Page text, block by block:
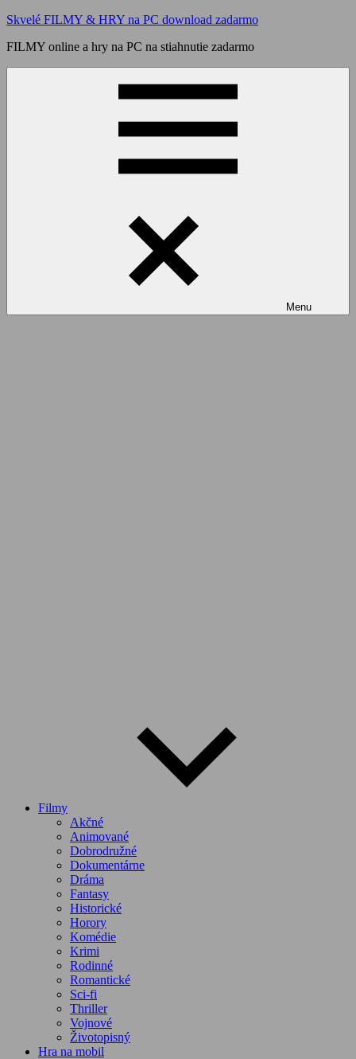
Skip
content
Skvelé FILMY & HRY na PC download zadarmo
FILMY online a hry na PC na stiahnutie zadarmo
Menu
Filmy
Akčné
Animované
Dobrodružné
Dokumentárne
Dráma
Fantasy
Historické
Horory
Komédie
Krimi
Rodinné
Romantické
Sci-fi
Thriller
Vojnové
Životopisný
Hra na mobil